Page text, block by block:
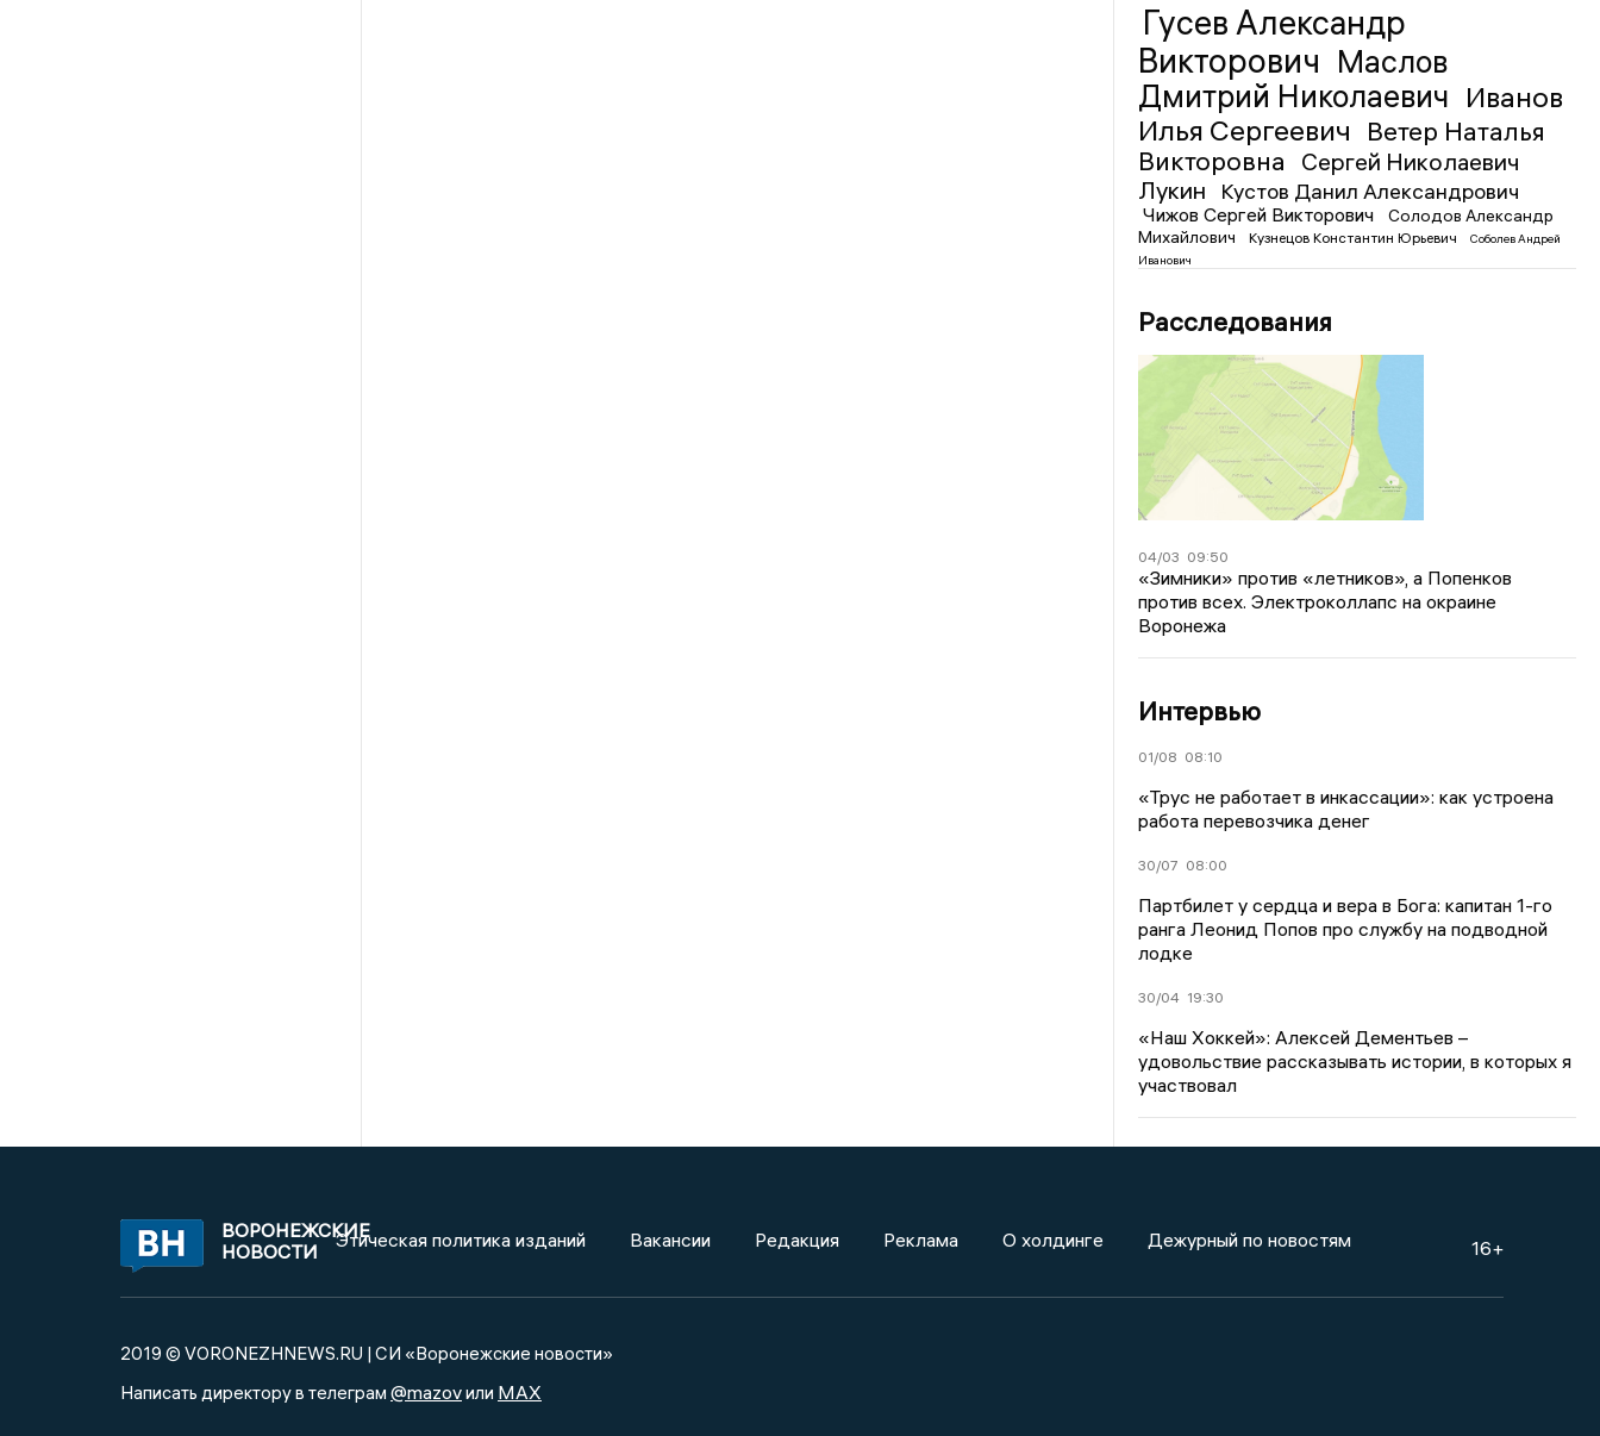
Гусев Александр
Викторович Маслов
Дмитрий Николаевич Иванов
Илья Сергеевич
Ветер Наталья
Викторовна
Сергей Николаевич
Лукин
Кустов Данил Александрович
Чижов Сергей Викторович
Солодов Александр
Михайлович
Кузнецов Константин Юрьевич
Соболев Андрей
Иванович
Расследования
04/03 09:50
«Зимники» против «летников», а Попенков
против всех. Электроколлапс на окраине
Воронежа
Интервью
01/08 08:10
«Трус не работает в инкассации»: как устроена
работа перевозчика денег
30/07 08:00
Партбилет у сердца и вера в Бога: капитан 1-го
ранга Леонид Попов про службу на подводной
лодке
30/04 19:30
«Наш Хоккей»: Алексей Дементьев –
удовольствие рассказывать истории, в которых я
участвовал
ВОРОНЕЖСКИЕ
НОВОСТИ
Этическая политика изданий Вакансии Редакция Реклама О холдинге Дежурный по новостям 16+
2019 © VORONEZHNEWS.RU | СИ «Воронежские новости»
Написать директору в телеграм @mazovили MAX